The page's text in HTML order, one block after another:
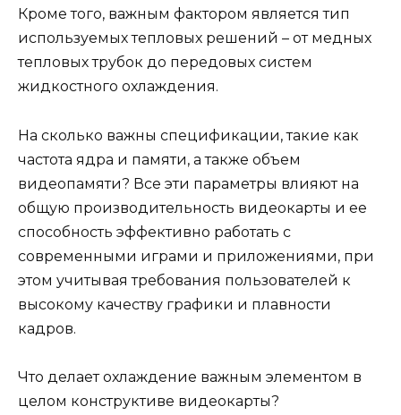
Кроме того, важным фактором является тип
используемых тепловых решений – от медных
тепловых трубок до передовых систем
жидкостного охлаждения.
На сколько важны спецификации, такие как
частота ядра и памяти, а также объем
видеопамяти? Все эти параметры влияют на
общую производительность видеокарты и ее
способность эффективно работать с
современными играми и приложениями, при
этом учитывая требования пользователей к
высокому качеству графики и плавности
кадров.
Что делает охлаждение важным элементом в
целом конструктиве видеокарты?